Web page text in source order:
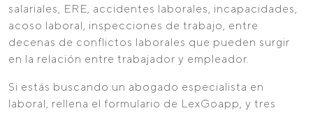
salariales, ERE, accidentes laborales, incapacidades,
acoso laboral, inspecciones de trabajo, entre
decenas de conflictos laborales que pueden surgir
en la relación entre trabajador y empleador.
Si estás buscando un abogado especialista en
laboral, rellena el formulario de LexGoapp, y tres